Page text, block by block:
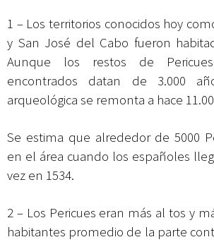
1 – Los territorios conocidos hoy
y San José del Cabo fueron
Aunque los restos de
encontrados datan de 3.000
arqueológica se remonta a hace
Se estima que alrededor de 5000
en el área cuando los españoles
vez en 1534.
2 – Los Pericues eran más al tos y
habitantes promedio de la parte